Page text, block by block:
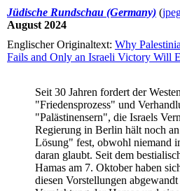
Jüdische Rundschau (Germany) (
August 2024
Englischer Originaltext: Why
Fails and Only an Israeli Victory Will
Seit 30 Jahren fordert der
"Friedensprozess" und
"Palästinensern", die Israels
Regierung in Berlin hält noch
Lösung" fest, obwohl niemand
daran glaubt. Seit dem
Hamas am 7. Oktober haben
diesen Vorstellungen